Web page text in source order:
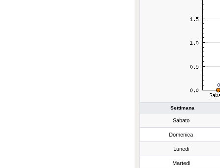
Settimana
Sabato
Domenica
Lunedi
Martedi